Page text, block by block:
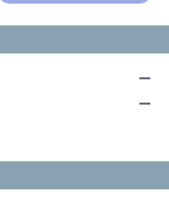
ー
ー